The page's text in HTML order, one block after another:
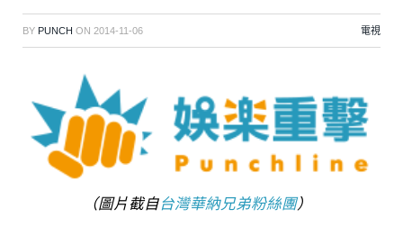
BY PUNCH ON 2014-11-06 電視
（圖片截自台灣華納兄弟粉絲團）